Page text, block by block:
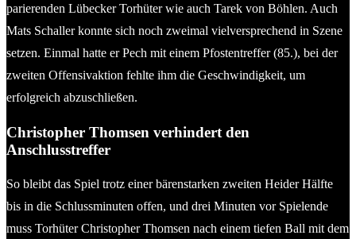
parierenden Lübecker Torhüter wie auch Tarek von Böhlen. Auch
Mats Schaller konnte sich noch zweimal vielversprechend in Szene
setzen. Einmal hatte er Pech mit einem Pfostentreffer (85.), bei der
zweiten Offensivaktion fehlte ihm die Geschwindigkeit, um
erfolgreich abzuschließen.
Christopher Thomsen verhindert den
Anschlusstreffer
So bleibt das Spiel trotz einer bärenstarken zweiten Heider Hälfte
bis in die Schlussminuten offen, und drei Minuten vor Spielende
muss Torhüter Christopher Thomsen nach einem tiefen Ball mit dem